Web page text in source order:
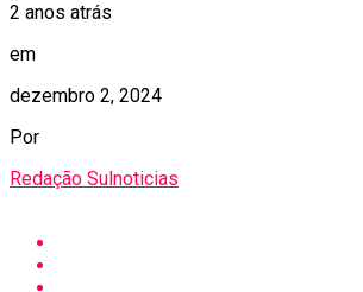
2 anos atrás
em
dezembro 2, 2024
Por
Redação Sulnoticias